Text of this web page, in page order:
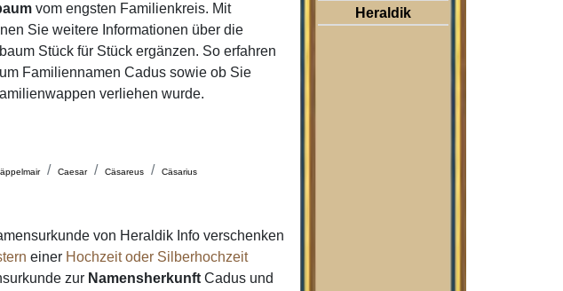
vom engsten Familienkreis. Mit
Sie weitere Informationen über die
Stück für Stück ergänzen. So erfahren
Familiennamen Cadus sowie ob Sie
verliehen wurde.
Caesar Cäsareus Cäsarius
von Heraldik Info verschenken
einer Hochzeit oder Silberhochzeit
zur Namensherkunft Cadus und
Heraldik